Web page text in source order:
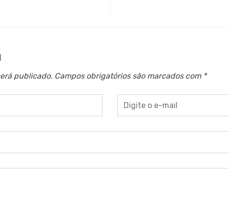
publicado. Campos obrigatórios são marcados com *